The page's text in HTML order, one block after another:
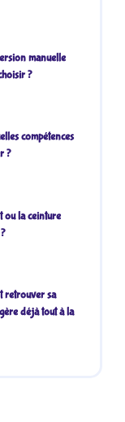
manuelle
?
compétences
?
ou la ceinture
retrouver sa
déjà tout à la